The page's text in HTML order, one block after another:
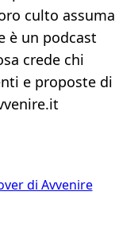
culto assuma
è un podcast
crede chi
e proposte di
di Avvenire